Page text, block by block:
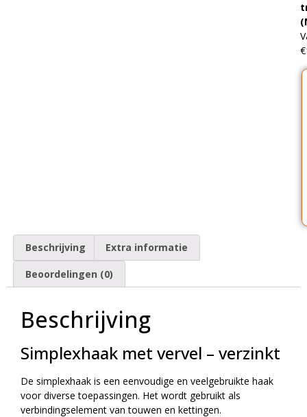
Beschrijving Extra informatie
Beoordelingen (0)
Beschrijving
Simplexhaak met vervel – verzinkt
De simplexhaak is een eenvoudige en veelgebruikte haak
voor diverse toepassingen. Het wordt gebruikt als
verbindingselement van touwen en kettingen.